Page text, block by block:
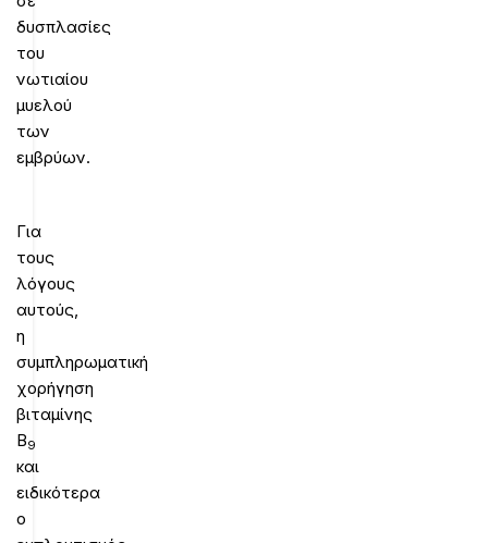
δυσπλασίες
του
νωτιαίου
μυελού
των
εμβρύων.
Για
τους
λόγους
αυτούς,
η
συμπληρωματική
χορήγηση
βιταμίνης
Β9
και
ειδικότερα
ο